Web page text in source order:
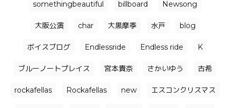
somethingbeautiful billboard Newsong
大阪公演 char 大黒摩季 水戸 blog
ボイスブログ Endlessride Endless ride K
ブルーノートプレイス 宮本貴奈 さかいゆう 古希
rockafellas Rockafellas new エスコンクリスマス